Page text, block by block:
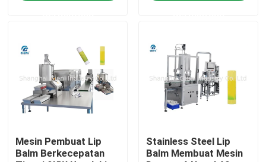
Hubungi Kami
Berita
blog
Mesin Pembuat Lip
Balm Berkecepatan
Stainless Steel Lip
Balm Membuat Mesin